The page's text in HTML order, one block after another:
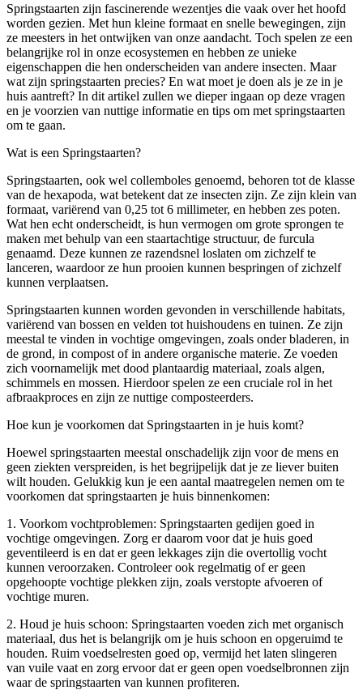
Springstaarten zijn fascinerende wezentjes die vaak over het hoofd
worden gezien. Met hun kleine formaat en snelle bewegingen, zijn
ze meesters in het ontwijken van onze aandacht. Toch spelen ze een
belangrijke rol in onze ecosystemen en hebben ze unieke
eigenschappen die hen onderscheiden van andere insecten. Maar
wat zijn springstaarten precies? En wat moet je doen als je ze in je
huis aantreft? In dit artikel zullen we dieper ingaan op deze vragen
en je voorzien van nuttige informatie en tips om met springstaarten
om te gaan.
Wat is een Springstaarten?
Springstaarten, ook wel collemboles genoemd, behoren tot de klasse
van de hexapoda, wat betekent dat ze insecten zijn. Ze zijn klein van
formaat, variërend van 0,25 tot 6 millimeter, en hebben zes poten.
Wat hen echt onderscheidt, is hun vermogen om grote sprongen te
maken met behulp van een staartachtige structuur, de furcula
genaamd. Deze kunnen ze razendsnel loslaten om zichzelf te
lanceren, waardoor ze hun prooien kunnen bespringen of zichzelf
kunnen verplaatsen.
Springstaarten kunnen worden gevonden in verschillende habitats,
variërend van bossen en velden tot huishoudens en tuinen. Ze zijn
meestal te vinden in vochtige omgevingen, zoals onder bladeren, in
de grond, in compost of in andere organische materie. Ze voeden
zich voornamelijk met dood plantaardig materiaal, zoals algen,
schimmels en mossen. Hierdoor spelen ze een cruciale rol in het
afbraakproces en zijn ze nuttige composteerders.
Hoe kun je voorkomen dat Springstaarten in je huis komt?
Hoewel springstaarten meestal onschadelijk zijn voor de mens en
geen ziekten verspreiden, is het begrijpelijk dat je ze liever buiten
wilt houden. Gelukkig kun je een aantal maatregelen nemen om te
voorkomen dat springstaarten je huis binnenkomen:
1. Voorkom vochtproblemen: Springstaarten gedijen goed in
vochtige omgevingen. Zorg er daarom voor dat je huis goed
geventileerd is en dat er geen lekkages zijn die overtollig vocht
kunnen veroorzaken. Controleer ook regelmatig of er geen
opgehoopte vochtige plekken zijn, zoals verstopte afvoeren of
vochtige muren.
2. Houd je huis schoon: Springstaarten voeden zich met organisch
materiaal, dus het is belangrijk om je huis schoon en opgeruimd te
houden. Ruim voedselresten goed op, vermijd het laten slingeren
van vuile vaat en zorg ervoor dat er geen open voedselbronnen zijn
waar de springstaarten van kunnen profiteren.